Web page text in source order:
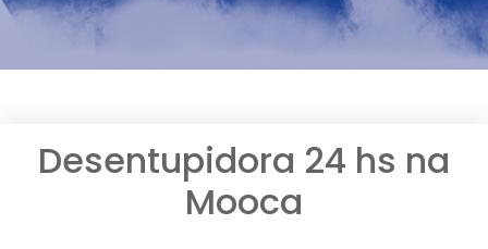
Desentupidora 24 hs na
Mooca